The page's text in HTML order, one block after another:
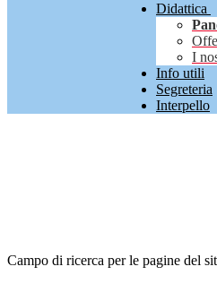
Didattica
I
Info utili
Segreteria
Interpello
Campo di ricerca per le pagine del